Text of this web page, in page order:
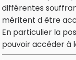
différentes
méritent d être
En particulier la
pouvoir accéder à